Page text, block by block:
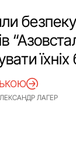
їхніх
ЛАГЕР